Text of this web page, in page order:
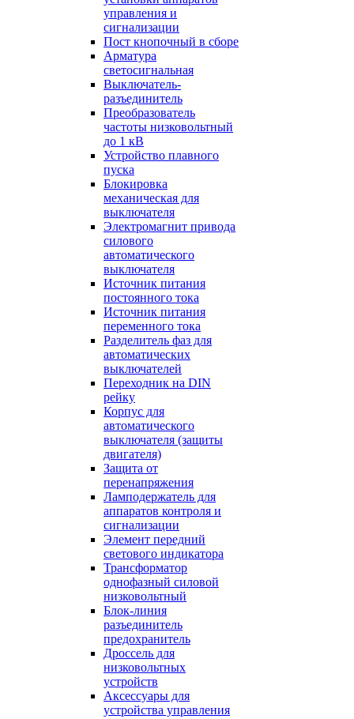
управления и
сигнализации
Пост кнопочный в сборе
Арматура
светосигнальная
Выключатель-
разъединитель
Преобразователь
частоты низковольтный
до 1 кВ
Устройство плавного
пуска
Блокировка
механическая для
выключателя
Электромагнит привода
силового
автоматического
выключателя
Источник питания
постоянного тока
Источник питания
переменного тока
Разделитель фаз для
автоматических
выключателей
Переходник на DIN
рейку
Корпус для
автоматического
выключателя (защиты
двигателя)
Защита от
перенапряжения
Ламподержатель для
аппаратов контроля и
сигнализации
Элемент передний
светового индикатора
Трансформатор
однофазный силовой
низковольтный
Блок-линия
разъединитель
предохранитель
Дроссель для
низковольтных
устройств
Аксессуары для
устройства управления